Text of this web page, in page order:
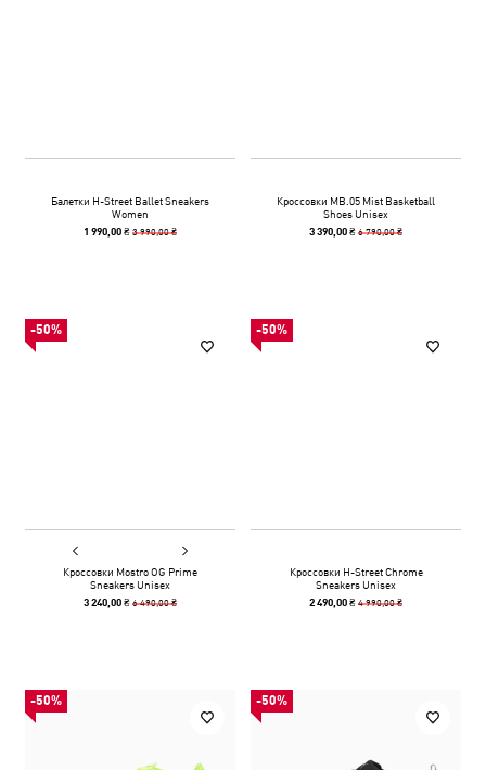
Балетки H-Street Ballet Sneakers
Women
1 990,00 ₴3 990,00 ₴
Кроссовки MB.05 Mist Basketball
Shoes Unisex
3 390,00 ₴6 790,00 ₴
-50%
Кроссовки Mostro OG Prime
Sneakers Unisex
3 240,00 ₴6 490,00 ₴
-50%
Кроссовки H-Street Chrome
Sneakers Unisex
2 490,00 ₴4 990,00 ₴
-50% -50%